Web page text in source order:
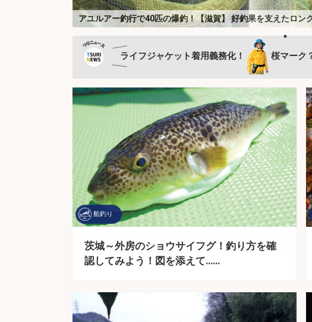
アユルアー釣行で40匹の爆釣！【滋賀】 好釣果を支えたロン
電動イカメタルは本当に釣れるのか？ 導入メリットを実釣レ
釣りができるキャンプ場は本当に魚釣れる？ 釣りのプロが実
船釣りの専門家が「転びにくくなるシャツ」を検証 風速
釣り人の特権『イカの沖干し』は寝かせるともっとウマい？
【釣りの偏光サングラス】おすすめ30選を本気で比較｜コス
新）
「ハードコア」シリーズのミノー縛りで良型ヒラスズキを連
「テクニカルなゲームでこそ威力発揮！」最新イカメタルロ
船長直伝！スルメイカ数釣りを楽しむコツ 最適なタックル
NO FISHING, NO WORK 〜嘘みたいな本当の話〜
「釣りの頑固な汚れと臭い諦めてない？」遊漁船でアルカリ
「釣果がアップする魔法のベルト？」 現役船長がフィッシン
釣り好き歓迎！特化型求人情報サービス
LINEで『TSURINEWS』の厳選記事が届く！「アカウントメ
船釣り情報
釣りカタログギフト
サカナについて、「知識」「魚食」「飼育」のおもしろ情報
ライフジャケット着用義務化！ 桜マーク
船釣り
茨城～外房のショウサイフグ！釣り方を確
認してみよう！図を添えて……